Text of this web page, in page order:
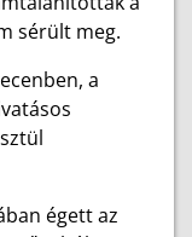
sérült meg.
a
égett az